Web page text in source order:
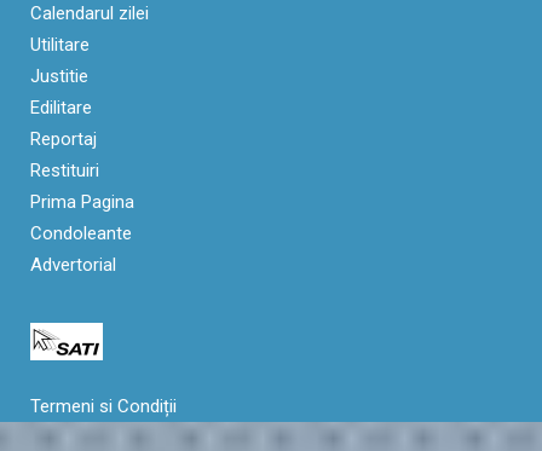
Calendarul zilei
Utilitare
Justitie
Edilitare
Reportaj
Restituiri
Prima Pagina
Condoleante
Advertorial
Termeni si Condiții